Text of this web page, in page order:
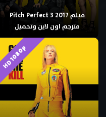
فيلم Pitch Perfect 3 2017
مترجم اون لاين وتحميل
HD 1080p